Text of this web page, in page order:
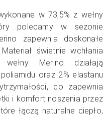
w 73,5% z wełny
polecamy w sezonie
zapewnia doskonałe
świetnie wchłania
Merino działają
oraz 2% elastanu
co zapewnia
i komfort noszenia przez
łączą naturalne ciepło,